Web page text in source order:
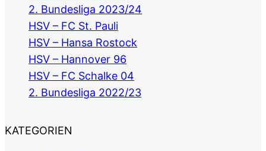
2. Bundesliga 2023/24
HSV – FC St. Pauli
HSV – Hansa Rostock
HSV – Hannover 96
HSV – FC Schalke 04
2. Bundesliga 2022/23
KATEGORIEN